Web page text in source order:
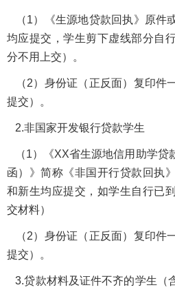
（1）《生源地贷款回执》原件
均应提交，学生剪下虚线部分自
分不用上交）。
（2）身份证（正反面）复印件
提交）。
2.非国家开发银行贷款学生
（1）《XX省生源地信用助学贷
函）》简称《非国开行贷款回执
和新生均应提交，如学生自行已
交材料）
（2）身份证（正反面）复印件
提交）。
3.贷款材料及证件不齐的学生（